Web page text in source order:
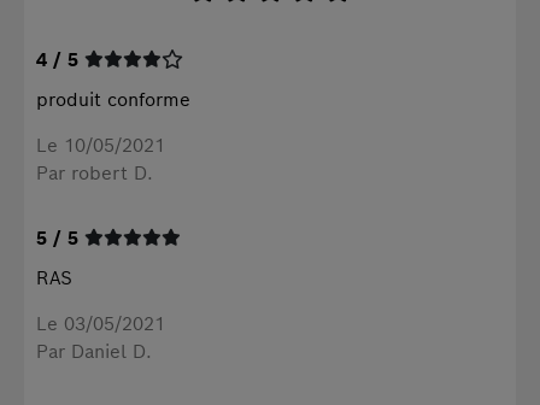
4 / 5
produit conforme
Le 10/05/2021
Par robert D.
5 / 5
RAS
Le 03/05/2021
Par Daniel D.